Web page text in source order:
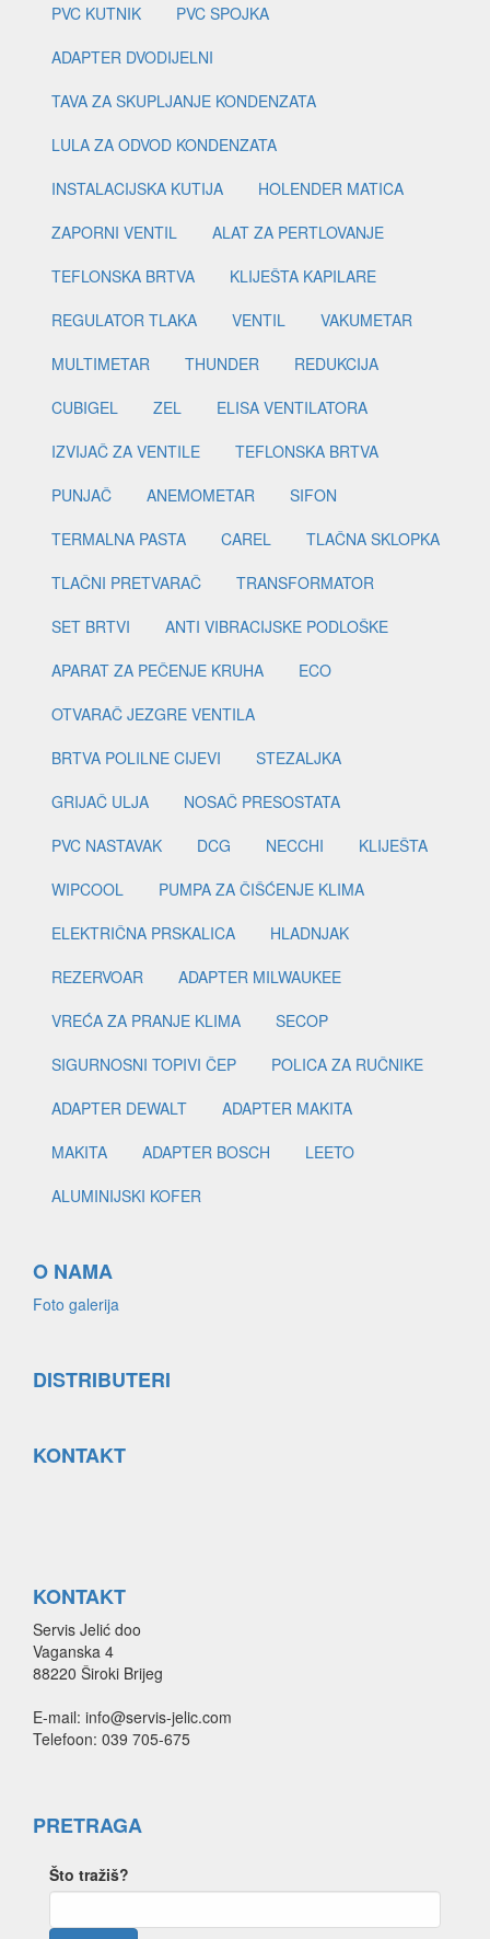
PVC KUTNIK
PVC SPOJKA
ADAPTER DVODIJELNI
TAVA ZA SKUPLJANJE KONDENZATA
LULA ZA ODVOD KONDENZATA
INSTALACIJSKA KUTIJA
HOLENDER MATICA
ZAPORNI VENTIL
ALAT ZA PERTLOVANJE
TEFLONSKA BRTVA
KLIJEŠTA KAPILARE
REGULATOR TLAKA
VENTIL
VAKUMETAR
MULTIMETAR
THUNDER
REDUKCIJA
CUBIGEL
ZEL
ELISA VENTILATORA
IZVIJAČ ZA VENTILE
TEFLONSKA BRTVA
PUNJAČ
ANEMOMETAR
SIFON
TERMALNA PASTA
CAREL
TLAČNA SKLOPKA
TLAČNI PRETVARAČ
TRANSFORMATOR
SET BRTVI
ANTI VIBRACIJSKE PODLOŠKE
APARAT ZA PEČENJE KRUHA
ECO
OTVARAČ JEZGRE VENTILA
BRTVA POLILNE CIJEVI
STEZALJKA
GRIJAČ ULJA
NOSAČ PRESOSTATA
PVC NASTAVAK
DCG NECCHI
KLIJEŠTA
WIPCOOL
PUMPA ZA ČIŠĆENJE KLIMA
ELEKTRIČNA PRSKALICA
HLADNJAK
REZERVOAR
ADAPTER MILWAUKEE
VREĆA ZA PRANJE KLIMA
SECOP
SIGURNOSNI TOPIVI ČEP
POLICA ZA RUČNIKE
ADAPTER DEWALT
ADAPTER MAKITA
MAKITA
ADAPTER BOSCH
LEETO
ALUMINIJSKI KOFER
O NAMA
Foto galerija
DISTRIBUTERI
KONTAKT
KONTAKT
Servis Jelić doo
Vaganska 4
88220 Široki Brijeg
E-mail: info@servis-jelic.com
Telefoon: 039 705-675
PRETRAGA
Što tražiš?